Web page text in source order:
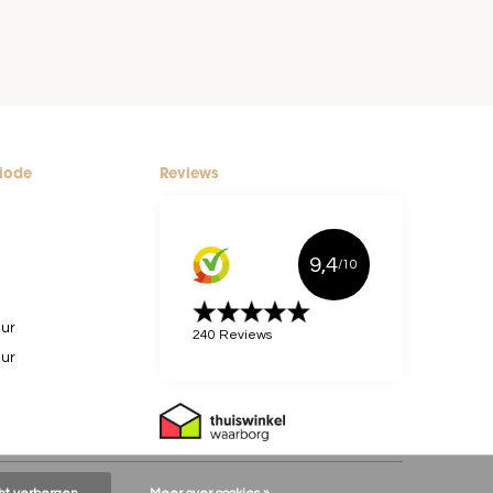
Reviews
9,4/10
240 Reviews